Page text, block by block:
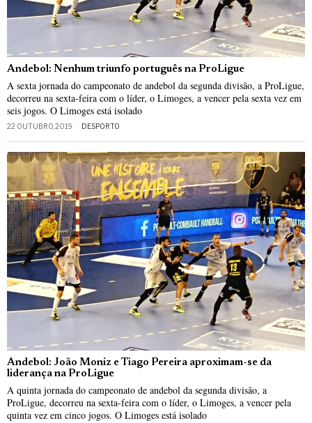
Andebol: Nenhum triunfo português na ProLigue
A sexta jornada do campeonato de andebol da segunda divisão, a ProLigue,
decorreu na sexta-feira com o líder, o Limoges, a vencer pela sexta vez em
seis jogos. O Limoges está isolado
22 OUTUBRO, 2019 DESPORTO
Andebol: João Moniz e Tiago Pereira aproximam-se da
liderança na ProLigue
A quinta jornada do campeonato de andebol da segunda divisão, a
ProLigue, decorreu na sexta-feira com o líder, o Limoges, a vencer pela
quinta vez em cinco jogos. O Limoges está isolado